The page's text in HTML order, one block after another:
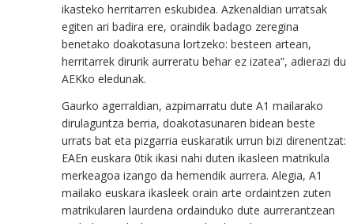
ikasteko herritarren eskubidea. Azkenaldian urratsak
egiten ari badira ere, oraindik badago zeregina
benetako doakotasuna lortzeko: besteen artean,
herritarrek dirurik aurreratu behar ez izatea”, adierazi du
AEKko eledunak.
Gaurko agerraldian, azpimarratu dute A1 mailarako
dirulaguntza berria, doakotasunaren bidean beste
urrats bat eta pizgarria euskaratik urrun bizi direnentzat:
EAEn euskara 0tik ikasi nahi duten ikasleen matrikula
merkeagoa izango da hemendik aurrera. Alegia, A1
mailako euskara ikasleek orain arte ordaintzen zuten
matrikularen laurdena ordainduko dute aurrerantzean